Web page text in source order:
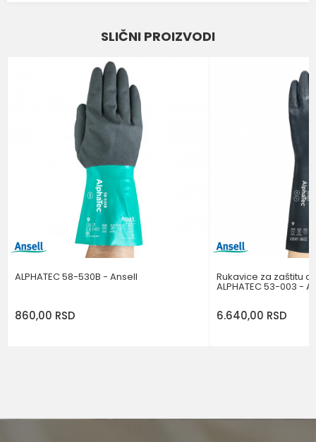
RUKAVICE ZA ZAŠTITU OD
ANSELL
POŠALJI
SLIČNI PROIZVODI
ALPHATEC 58-530B - Ansell
860,00 RSD
Rukavice za zaštitu
ALPHATEC 53-003 -
6.640,00 RSD